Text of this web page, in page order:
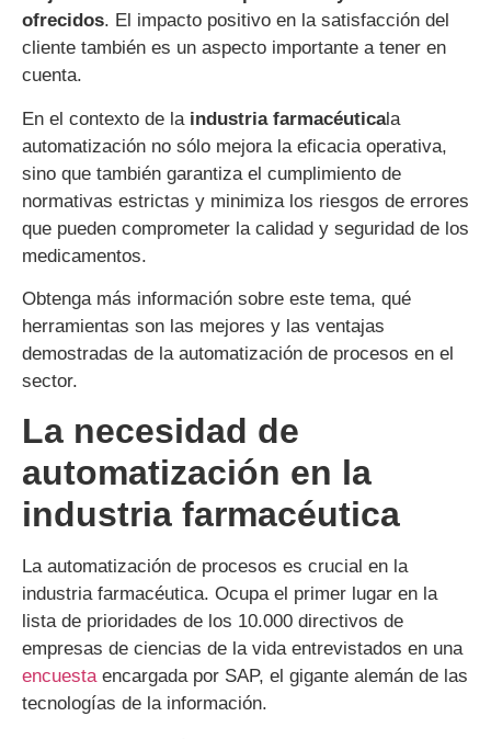
ofrecidos. El impacto positivo en la satisfacción del
cliente también es un aspecto importante a tener en
cuenta.
En el contexto de la industria farmacéuticala
automatización no sólo mejora la eficacia operativa,
sino que también garantiza el cumplimiento de
normativas estrictas y minimiza los riesgos de errores
que pueden comprometer la calidad y seguridad de los
medicamentos.
Obtenga más información sobre este tema, qué
herramientas son las mejores y las ventajas
demostradas de la automatización de procesos en el
sector.
La necesidad de
automatización en la
industria farmacéutica
La automatización de procesos es crucial en la
industria farmacéutica. Ocupa el primer lugar en la
lista de prioridades de los 10.000 directivos de
empresas de ciencias de la vida entrevistados en una
encuestaencargada por SAP, el gigante alemán de las
tecnologías de la información.